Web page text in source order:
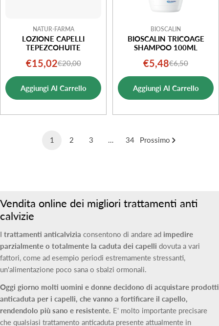
NATUR-FARMA
LOZIONE CAPELLI
TEPEZCOHUITE
Prezzo
di
vendita
€15,02Prezzo
normale
€20,00
Aggiungi Al Carrello
BIOSCALIN
BIOSCALIN TRICOAGE
SHAMPOO 100ML
Prezzo
di
vendita
€5,48Prezzo
normale
€6,50
Aggiungi Al Carrello
1 2 3 … 34 Prossimo
Vendita online dei migliori trattamenti anti
calvizie
I trattamenti anticalvizia consentono di andare ad impedire
parzialmente o totalmente la caduta dei capelli dovuta a vari
fattori, come ad esempio periodi estremamente stressanti,
un'alimentazione poco sana o sbalzi ormonali.
Oggi giorno molti uomini e donne decidono di acquistare prodotti
anticaduta per i capelli, che vanno a fortificare il capello,
rendendolo più sano e resistente. E' molto importante precisare
che qualsiasi trattamento anticaduta presente attualmente in